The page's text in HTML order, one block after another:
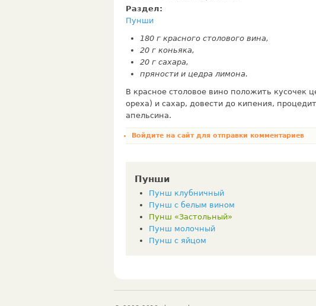
Раздел:
Пунши
180 г красного столового вина,
20 г коньяка,
20 г сахара,
пряности и цедра лимона.
В красное столовое вино положить кусочек
ореха) и сахар, довести до кипения,
апельсина.
Войдите на сайтдля отправки комментариев
Пунши
Пунш клубничный
Пунш с белым вином
Пунш «Застольный»
Пунш молочный
Пунш с яйцом